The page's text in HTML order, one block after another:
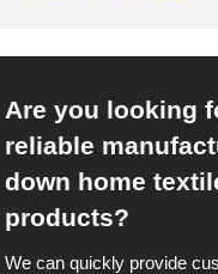
Are you looking
reliable
down home
products?
We can quickly provide